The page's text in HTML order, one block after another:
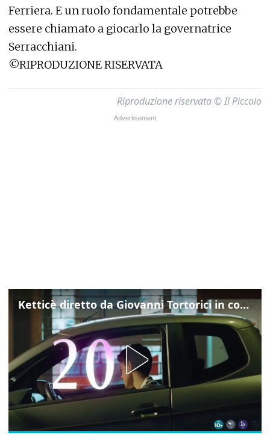
Ferriera. E un ruolo fondamentale potrebbe
essere chiamato a giocarlo la governatrice
Serracchiani.
©RIPRODUZIONE RISERVATA
Riproduzione riservata © Il Piccolo
Ketticè diretto da Giovanni Tortorici in concorso al Locarno Film Festival